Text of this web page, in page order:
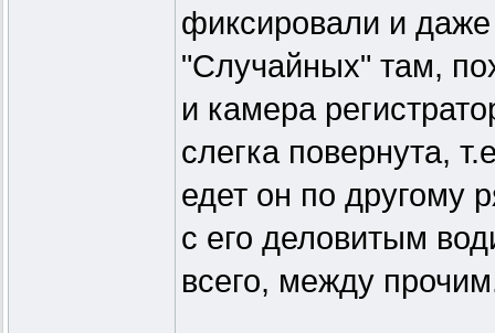
фиксировали и
"Случайных" там,
и камера
слегка повернута,
едет он по другому
с его деловитым
всего, между